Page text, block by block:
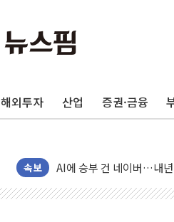
해외투자 산업 증권·금융
속보
"최대 2시간 앞서 침수 예
유니슨 "국내생산세액공
장동혁 "규제와 대출 풀고
[속보] 종합특검, '尹 관저
日, 4~6월 105조원 환시
오렌지플래닛 창업재단,